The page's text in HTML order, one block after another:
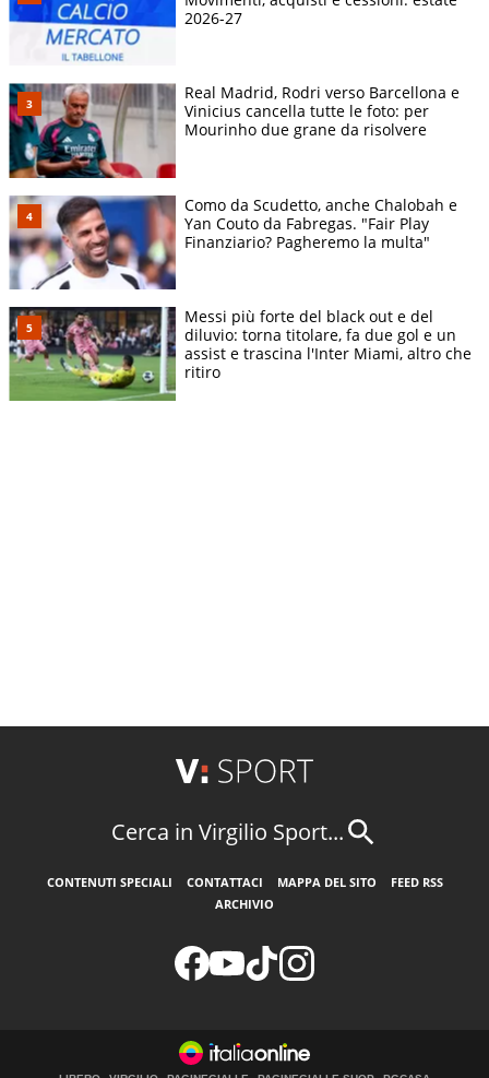
2026-27
Real Madrid, Rodri verso Barcellona e
Vinicius cancella tutte le foto: per
Mourinho due grane da risolvere
Como da Scudetto, anche Chalobah e
Yan Couto da Fabregas. "Fair Play
Finanziario? Pagheremo la multa"
Messi più forte del black out e del
diluvio: torna titolare, fa due gol e un
assist e trascina l'Inter Miami, altro che
ritiro
Cerca in Virgilio Sport...
CONTENUTI SPECIALI CONTATTACI MAPPA DEL SITO
FEED RSS
ARCHIVIO